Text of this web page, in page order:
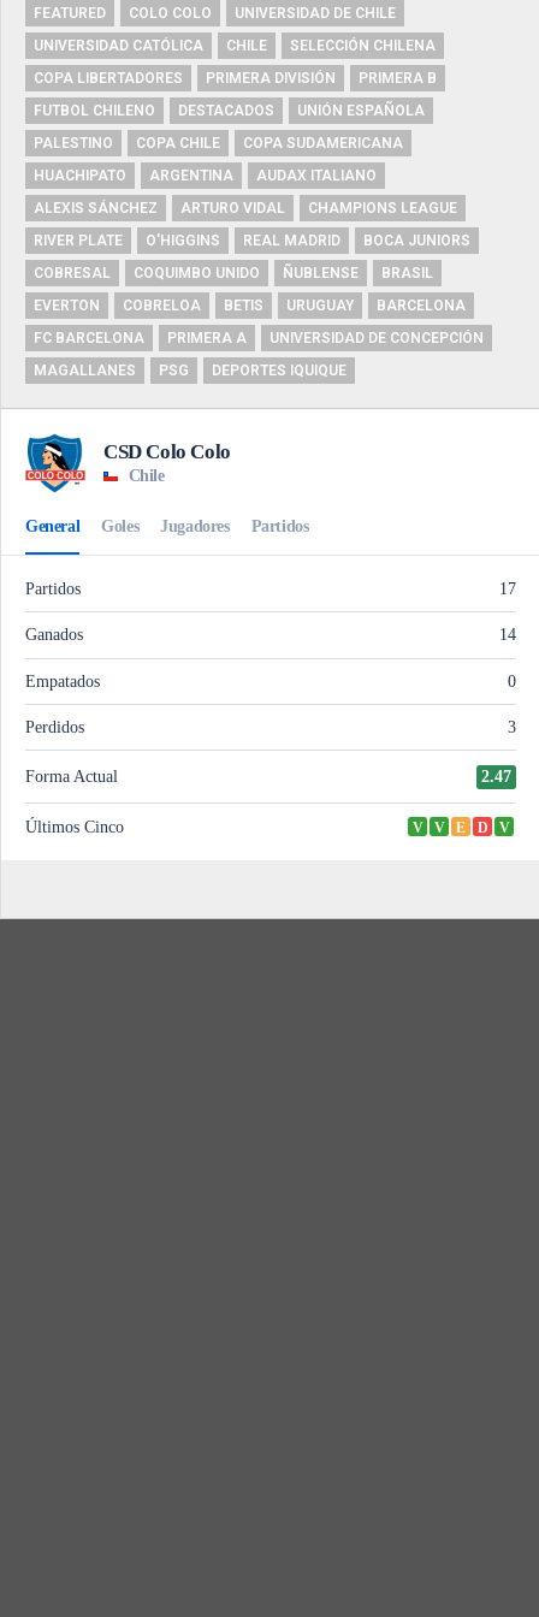
FEATURED COLO COLO
UNIVERSIDAD DE CHILE
UNIVERSIDAD CATÓLICA
CHILE
SELECCIÓN CHILENA
COPA LIBERTADORES
PRIMERA DIVISIÓN
PRIMERA B
FUTBOL CHILENO
DESTACADOS
UNIÓN ESPAÑOLA
PALESTINO
COPA CHILE
COPA SUDAMERICANA
HUACHIPATO
ARGENTINA
AUDAX ITALIANO
ALEXIS SÁNCHEZ
ARTURO VIDAL
CHAMPIONS LEAGUE
RIVER PLATE
O'HIGGINS REAL MADRID
BOCA JUNIORS
COBRESAL
COQUIMBO UNIDO ÑUBLENSE
BRASIL
EVERTON
COBRELOA BETIS URUGUAY
BARCELONA
FC BARCELONA
PRIMERA A
UNIVERSIDAD DE CONCEPCIÓN
MAGALLANES
PSG DEPORTES IQUIQUE